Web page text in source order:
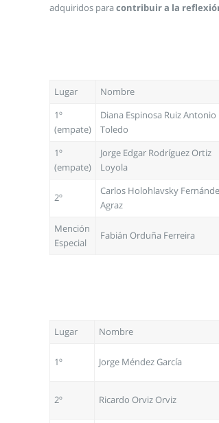
adquiridos para contribuir a la
Lugar Nombre
1º
(empate)
Diana Espinosa Ruiz Antonio
Toledo
1º
(empate)
Jorge Edgar Rodríguez Ortiz
Loyola
2º
Carlos Holohlavsky
Agraz
Mención
Especial
Fabián Orduña Ferreira
Lugar Nombre
1º Jorge Méndez García
2º Ricardo Orviz Orviz